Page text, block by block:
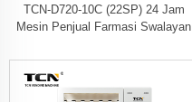
TCN-D720-10C (22SP) 24 Jam
Mesin Penjual Farmasi Swalayan